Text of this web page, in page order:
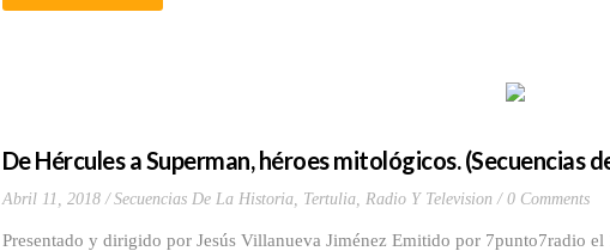
De Hércules a Superman, héroes mitológicos. (Secuencias
Abril 11, 2018 Secuencias De La Historia, Tertulia, Radio Y Television 0 Comments
Presentado y dirigido por Jesús Villanueva Jiménez Emitido por 7punto7radio el